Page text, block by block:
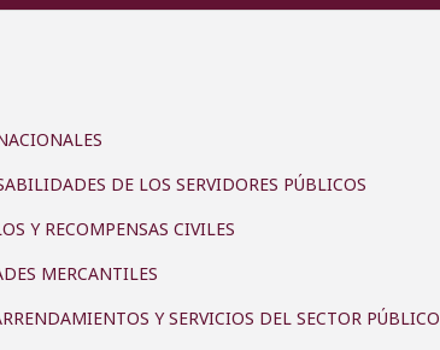
DE LOS SERVIDORES PÚBLICOS
Y RECOMPENSAS CIVILES
MERCANTILES
Y SERVICIOS DEL SECTOR PÚBLICO